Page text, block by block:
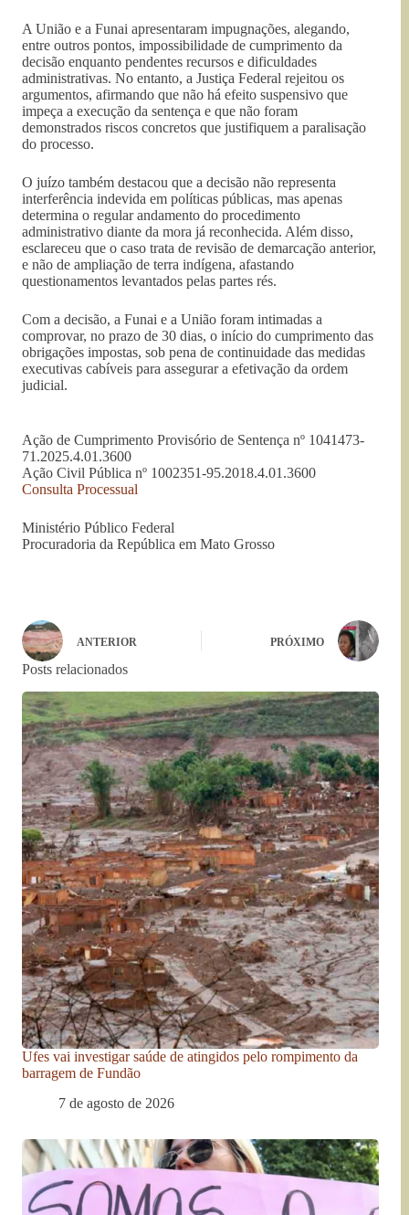
A União e a Funai apresentaram impugnações, alegando,
entre outros pontos, impossibilidade de cumprimento da
decisão enquanto pendentes recursos e dificuldades
administrativas. No entanto, a Justiça Federal rejeitou os
argumentos, afirmando que não há efeito suspensivo que
impeça a execução da sentença e que não foram
demonstrados riscos concretos que justifiquem a paralisação
do processo.
O juízo também destacou que a decisão não representa
interferência indevida em políticas públicas, mas apenas
determina o regular andamento do procedimento
administrativo diante da mora já reconhecida. Além disso,
esclareceu que o caso trata de revisão de demarcação anterior,
e não de ampliação de terra indígena, afastando
questionamentos levantados pelas partes rés.
Com a decisão, a Funai e a União foram intimadas a
comprovar, no prazo de 30 dias, o início do cumprimento das
obrigações impostas, sob pena de continuidade das medidas
executivas cabíveis para assegurar a efetivação da ordem
judicial.
Ação de Cumprimento Provisório de Sentença nº 1041473-
71.2025.4.01.3600
Ação Civil Pública nº 1002351-95.2018.4.01.3600
Consulta Processual
Ministério Público Federal
Procuradoria da República em Mato Grosso
ANTERIOR PRÓXIMO
Posts relacionados
Ufes vai investigar saúde de atingidos pelo rompimento da
barragem de Fundão
7 de agosto de 2026